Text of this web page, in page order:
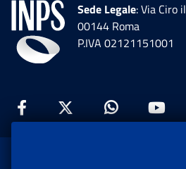
Sede Legale: Via Ciro
00144 Roma
P.IVA 02121151001
Facebook: Apre una
Twitter: Apre